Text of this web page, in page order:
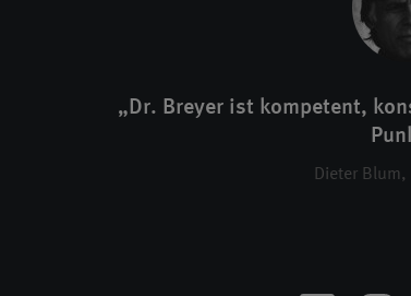
„Dr. Breyer ist kompetent,
Dieter